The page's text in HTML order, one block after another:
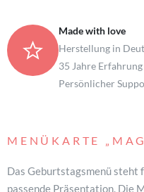
Made with love
Herstellung in
35 Jahre Erfahrung
Persönlicher
MENÜKARTE
Das Geburtstagsmenü
passende Präsentation. Die